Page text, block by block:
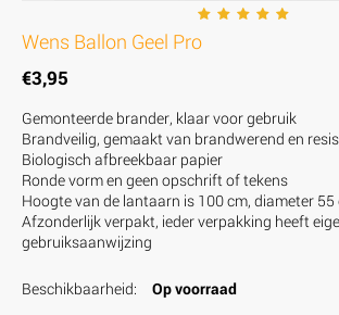
Wens Ballon Geel Pro
€3,95
Gemonteerde brander, klaar voor gebruik
Brandveilig, gemaakt van brandwerend en
Biologisch afbreekbaar papier
Ronde vorm en geen opschrift of tekens
Hoogte van de lantaarn is 100 cm, diameter 55
Afzonderlijk verpakt, ieder verpakking heeft
gebruiksaanwijzing
Beschikbaarheid: Op voorraad